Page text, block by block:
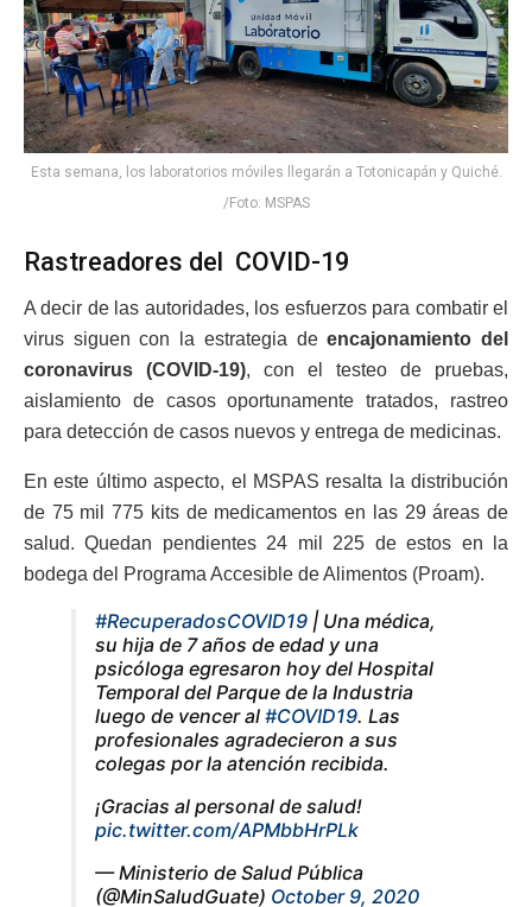
Esta semana, los laboratorios móviles llegarán a Totonicapán y Quiché.
/Foto: MSPAS
Rastreadores del COVID-19
A decir de las autoridades, los esfuerzos para combatir el
virus siguen con la estrategia deencajonamiento del
coronavirus (COVID-19), con el testeo de pruebas,
aislamiento de casos oportunamente tratados, rastreo
para detección de casos nuevos y entrega de medicinas.
En este último aspecto, el MSPAS resalta la distribución
de 75 mil 775 kits de medicamentos en las 29 áreas de
salud. Quedan pendientes 24 mil 225 de estos en la
bodega del Programa Accesible de Alimentos (Proam).
#RecuperadosCOVID19 | Una médica,
su hija de 7 años de edad y una
psicóloga egresaron hoy del Hospital
Temporal del Parque de la Industria
luego de vencer al #COVID19. Las
profesionales agradecieron a sus
colegas por la atención recibida.
¡Gracias al personal de salud!
pic.twitter.com/APMbbHrPLk
— Ministerio de Salud Pública
(@MinSaludGuate) October 9, 2020